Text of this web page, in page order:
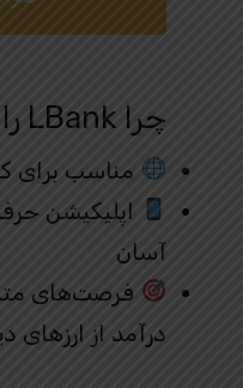
چرا LBank را انتخاب کنیم؟
مناسب برای
اپلیکیشن
آسان
فرصت‌های
درآمد از ارزهای